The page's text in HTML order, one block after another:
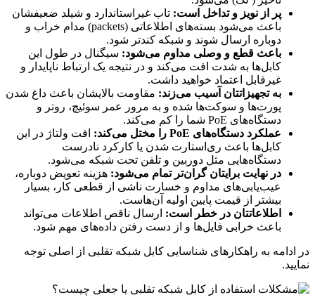
پر از نویز و تداخل است: تاب غیراستاندارد و شیلد ضعیفشان
باعث می‌شود بسته‌های اطلاعاتی (packets) مدام خراب و
دوباره ارسال شوند و شبکه کندتر شود.
باعث قطع و وصلی مداوم می‌شود: سیگنال در طول این
کابل‌ها به شدت افت می‌کند و در نتیجه یک ارتباط ناپایدار و
غیرقابل اعتماد خواهید داشت.
به تجهیزاتتان آسیب می‌زند: مقاومت بالایشان باعث داغ شدن
پورت‌ها و سوکت‌ها شده و به مرور عمر سوئیچ، روتر و
دستگاه‌های PoE شما را کم می‌کند.
عملکرد دستگاه‌های
را مختل می‌کند: افت ولتاژ در این
کابل‌ها باعث ری‌استارت شدن یا کارکرد نادرست
دستگاه‌هایی مثل دوربین و تلفن تحت شبکه می‌شود.
در نهایت برایتان گران‌تر تمام می‌شود: هزینه تعویض دوباره،
عیب‌یابی‌های مداوم و خسارت ناشی از قطعی کار، بسیار
بیشتر از قیمت پایین اولیه آن‌هاست.
اطلاعاتتان در خطر است: ارسال ناقص اطلاعات می‌تواند
باعث خرابی فایل‌ها و از دست رفتن داده‌های مهم شود.
در ادامه به راهکارهای شناسایی کابل شبکه تقلبی از اصلی توجه
نمایید.